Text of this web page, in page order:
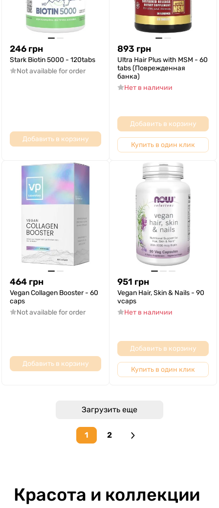
246 грн
Stark Biotin 5000 - 120tabs
Not available for order
Добавить в корзину
893 грн
Ultra Hair Plus with MSM - 60
tabs (Поврежденная
банка)
Нет в наличии
Добавить в корзину
Купить в один клик
464 грн
Vegan Collagen Booster - 60
caps
Not available for order
Добавить в корзину
951 грн
Vegan Hair, Skin & Nails - 90
vcaps
Нет в наличии
Добавить в корзину
Купить в один клик
Загрузить еще
1 2
Next page
Красота и коллекции